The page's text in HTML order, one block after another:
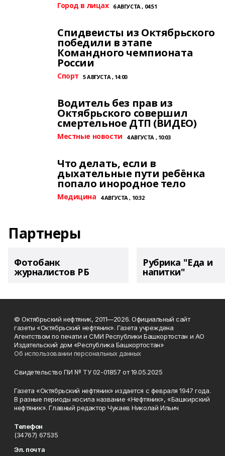
Город в лицах 6 АВГУСТА , 04:51
Спидвеисты из Октябрьского
победили в этапе
Командного чемпионата
России
Спорт 5 АВГУСТА , 14:00
Водитель без прав из
Октябрьского совершил
смертельное ДТП (ВИДЕО)
Местные новости 4 АВГУСТА , 10:03
Что делать, если в
дыхательные пути ребёнка
попало инородное тело
Медицина 4 АВГУСТА , 10:32
Партнеры
Фотобанк
журналистов РБ
Рубрика "Еда и
напитки"
© Октябрьский нефтяник, 2011—2026. Официальный сайт
газеты «Октябрьский нефтяник». Газета учреждена
Агентством по печати и СМИ Республики Башкортостан и АО
Издательский дом «Республика Башкортостан»
Об использовании персональных данных
Свидетельство ПИ № ТУ 02-01857 от 19.05.2025
Газета «Октябрьский нефтяник» издается с февраля 1947 года.
В разные периоды носила название «Нефтяник», «Башкирский
нефтяник». Главный редактор Чукаев Николай Ильич
Телефон
(34767) 67535
Эл. почта